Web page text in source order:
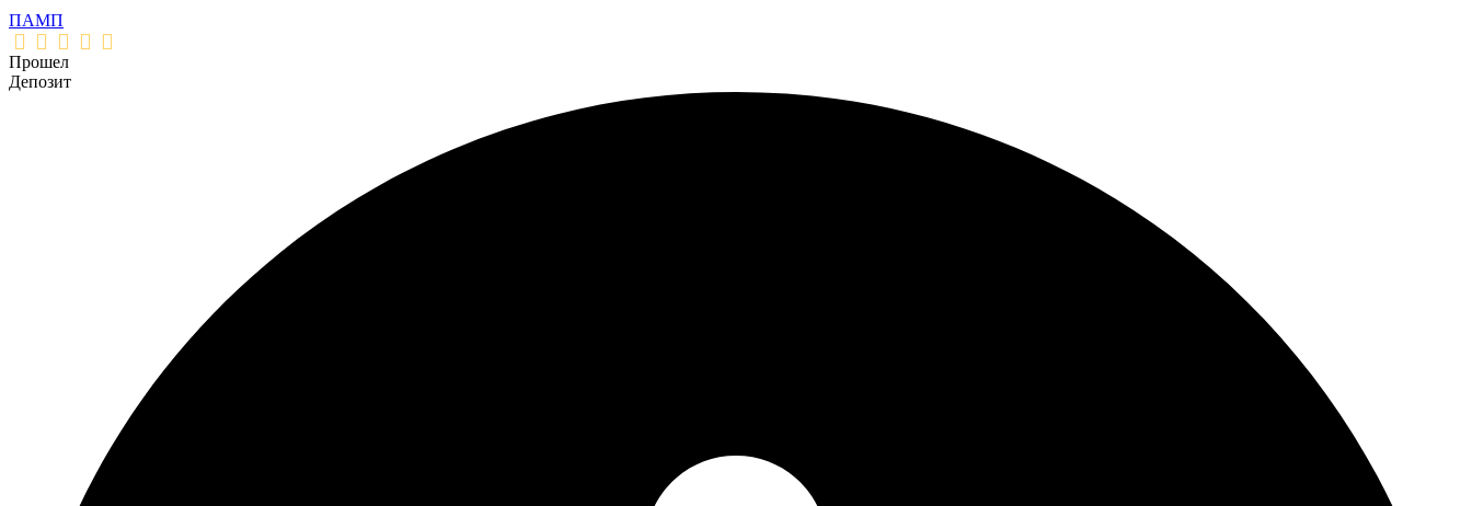
ПАМП
Прошел
Депозит